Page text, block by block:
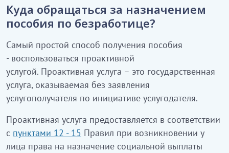
Куда обращаться за назначением
пособия по безработице?
Самый простой способ получения пособия
- воспользоваться проактивной
услугой. Проактивная услуга – это государственная
услуга, оказываемая без заявления
услугополучателя по инициативе услугодателя.
Проактивная услуга предоставляется в соответствии
с пунктами 12 - 15 Правил при возникновении у
лица права на назначение социальной выплаты